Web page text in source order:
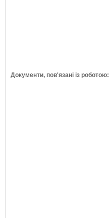
Документи, пов'язані із роботою: